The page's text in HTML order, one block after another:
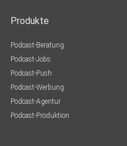
Produkte
Podcast-Beratung
Podcast-Jobs
Podcast-Push
Podcast-Werbung
Podcast-Agentur
Podcast-Produktion